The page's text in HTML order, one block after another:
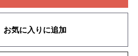
お気に入りに追加